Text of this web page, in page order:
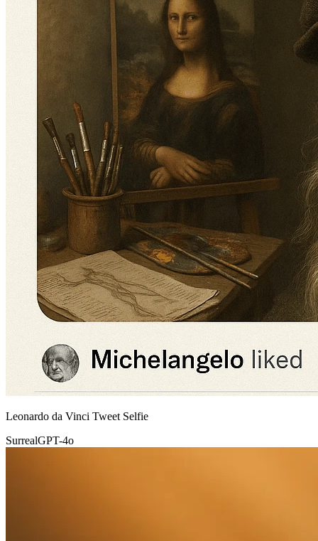
Leonardo da Vinci Tweet Selfie
SurrealGPT-4o